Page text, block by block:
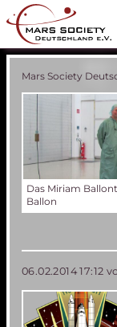
Mars Society
Verschiedene
06.02.2014 17:12